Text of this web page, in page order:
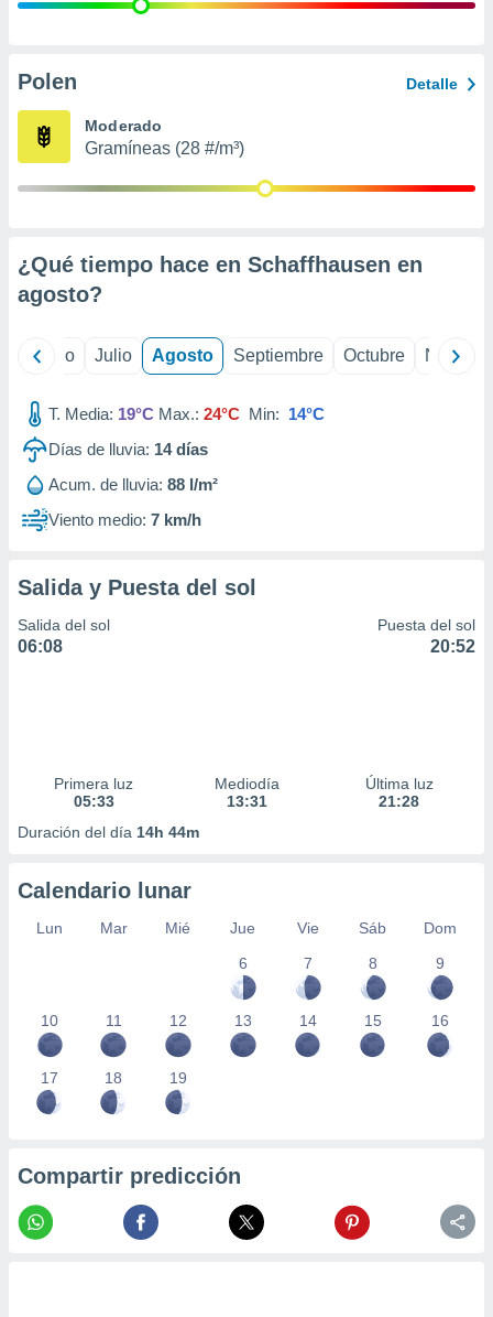
e
publicidad
Polen Detalle
Moderado
Gramíneas (28 #/m³)
¿Qué tiempo hace en Schaffhausen en
agosto?
Junio Julio Agosto Septiembre Octubre
T. Media: 19°C Max.: 24°C Min: 14°C
Días de lluvia: 14días
Acum. de lluvia: 88 l/m²
Viento medio: 7 km/h
Salida y Puesta del sol
Salida del sol
06:08
Puesta del sol
20:52
Primera luz
05:33
Mediodía
13:31
Última luz
21:28
Duración del día 14h 44m
Calendario lunar
Lun Mar Mié Jue Vie Sáb
Dom
6
7 8 9
10 11 12 13 14 15 16
17 18 19
Compartir predicción